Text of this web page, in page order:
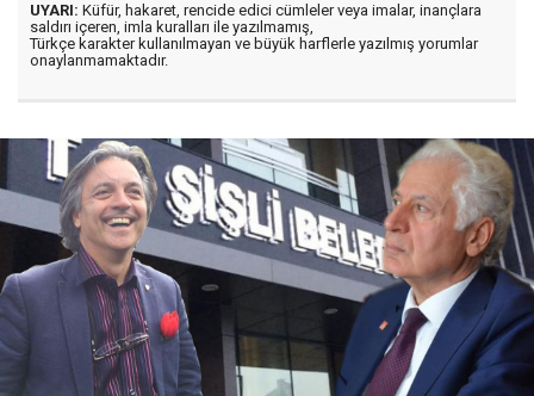
UYARI: Küfür, hakaret, rencide edici cümleler veya imalar, inançlara
saldırı içeren, imla kuralları ile yazılmamış,
Türkçe karakter kullanılmayan ve büyük harflerle yazılmış yorumlar
onaylanmamaktadır.